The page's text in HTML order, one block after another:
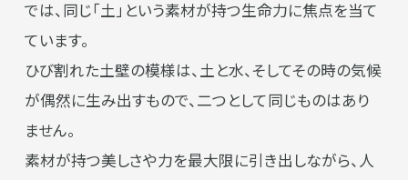
では、同じ「土」という素材が持つ生命力に焦点を当て
ています。
ひび割れた土壁の模様は、土と水、そしてその時の気候
が偶然に生み出すもので、二つとして同じものはあり
ません。
素材が持つ美しさや力を最大限に引き出しながら、人